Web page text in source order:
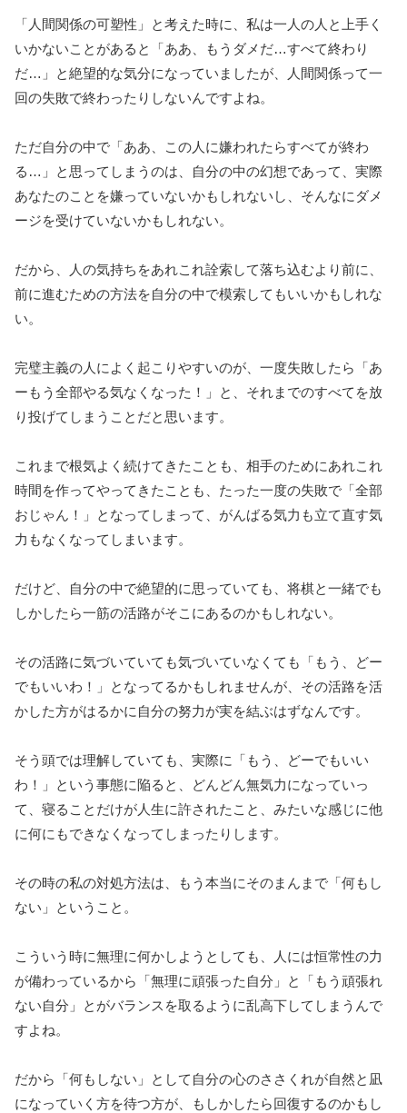
「人間関係の可塑性」と考えた時に、私は一人の人と上手く
いかないことがあると「ああ、もうダメだ…すべて終わり
だ…」と絶望的な気分になっていましたが、人間関係って一
回の失敗で終わったりしないんですよね。
ただ自分の中で「ああ、この人に嫌われたらすべてが終わ
る…」と思ってしまうのは、自分の中の幻想であって、実際
あなたのことを嫌っていないかもしれないし、そんなにダメ
ージを受けていないかもしれない。
だから、人の気持ちをあれこれ詮索して落ち込むより前に、
前に進むための方法を自分の中で模索してもいいかもしれな
い。
完璧主義の人によく起こりやすいのが、一度失敗したら「あ
ーもう全部やる気なくなった！」と、それまでのすべてを放
り投げてしまうことだと思います。
これまで根気よく続けてきたことも、相手のためにあれこれ
時間を作ってやってきたことも、たった一度の失敗で「全部
おじゃん！」となってしまって、がんばる気力も立て直す気
力もなくなってしまいます。
だけど、自分の中で絶望的に思っていても、将棋と一緒でも
しかしたら一筋の活路がそこにあるのかもしれない。
その活路に気づいていても気づいていなくても「もう、どー
でもいいわ！」となってるかもしれませんが、その活路を活
かした方がはるかに自分の努力が実を結ぶはずなんです。
そう頭では理解していても、実際に「もう、どーでもいい
わ！」という事態に陥ると、どんどん無気力になっていっ
て、寝ることだけが人生に許されたこと、みたいな感じに他
に何にもできなくなってしまったりします。
その時の私の対処方法は、もう本当にそのまんまで「何もし
ない」ということ。
こういう時に無理に何かしようとしても、人には恒常性の力
が備わっているから「無理に頑張った自分」と「もう頑張れ
ない自分」とがバランスを取るように乱高下してしまうんで
すよね。
だから「何もしない」として自分の心のささくれが自然と凪
になっていく方を待つ方が、もしかしたら回復するのかもし